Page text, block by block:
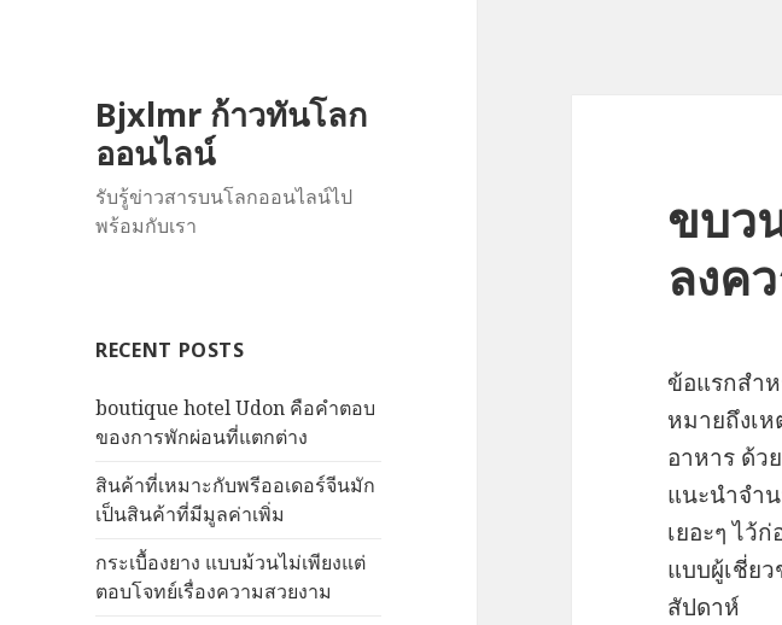
Bjxlmr ก้าวทันโลก
ออนไลน์
รับรู้ข่าวสารบนโลกออนไลน์ไป
พร้อมกับเรา
RECENT POSTS
boutique hotel Udon คือคำตอบ
ของการพักผ่อนที่แตกต่าง
สินค้าที่เหมาะกับพรีออเดอร์จีนมัก
เป็นสินค้าที่มีมูลค่าเพิ่ม
กระเบื้องยาง แบบม้วนไม่เพียงแต่
ตอบโจทย์เรื่องความสวยงาม
ขบว
ลงค
ข้อแรกสำ
หมายถึงเ
อาหาร ด้ว
แนะนำจำ
เยอะๆ ไว้
แบบผู้เชี่ย
สัปดาห์